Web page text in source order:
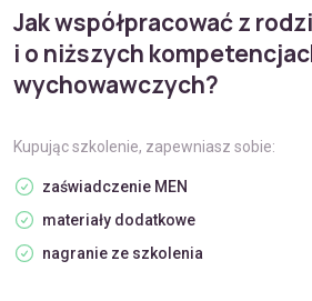
Jak współpracować z
i o niższych
wychowawczych?
Kupując szkolenie, zapewniasz sobie:
zaświadczenie MEN
materiały dodatkowe
nagranie ze szkolenia